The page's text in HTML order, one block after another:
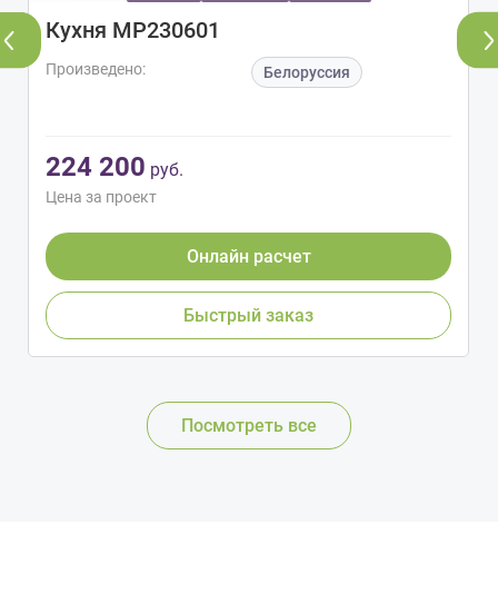
Кухня МР230601
Произведено: Белоруссия
224 200 руб.
Цена за проект
Онлайн расчет
Быстрый заказ
Посмотреть все